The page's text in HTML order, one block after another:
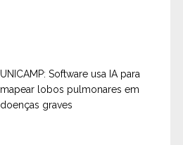
UNICAMP: Software usa IA para
mapear lobos pulmonares em
doenças graves